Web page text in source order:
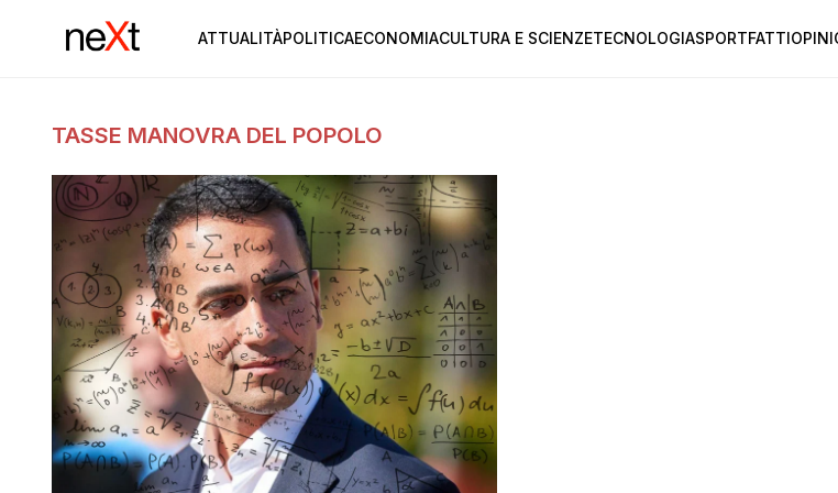
ATTUALITÀPOLITICAECONOMIACULTURA E SCIENZETECNOLOGIASPORTFATTI
TASSE MANOVRA DEL POPOLO